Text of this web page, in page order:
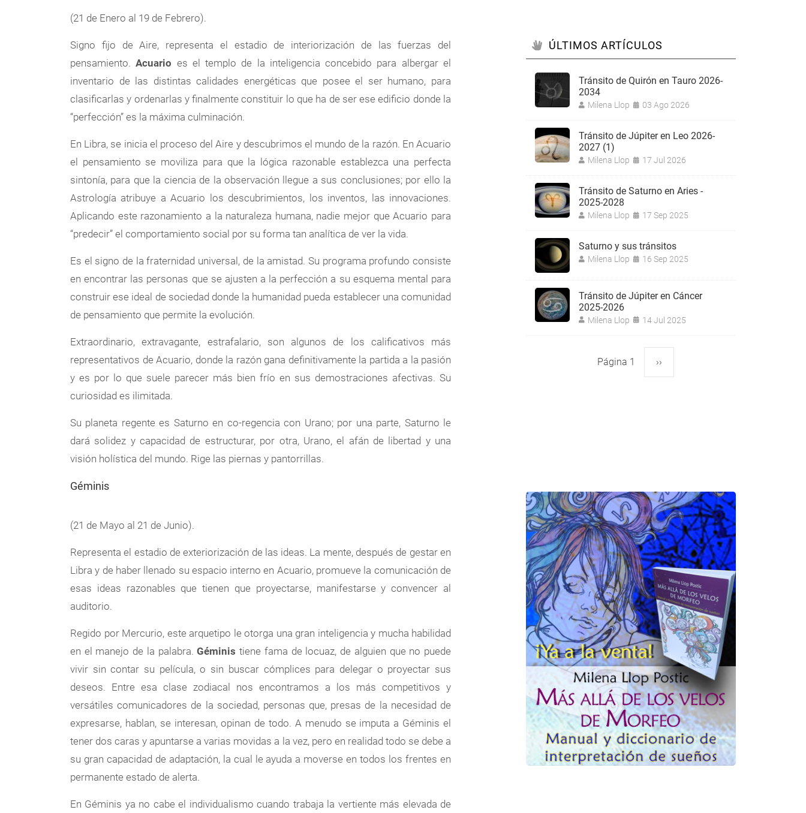
(21 de Enero al 19 de Febrero).
Signo fijo de Aire, representa el estadio de interiorización de las fuerzas del
pensamiento.Acuario es el templo de la inteligencia concebido para albergar el
inventario de las distintas calidades energéticas que posee el ser humano, para
clasificarlas y ordenarlas y finalmente constituir lo que ha de ser ese edificio donde la
“perfección” es la máxima culminación.
En Libra, se inicia el proceso del Aire y descubrimos el mundo de la razón. En Acuario
el pensamiento se moviliza para que la lógica razonable establezca una perfecta
sintonía, para que la ciencia de la observación llegue a sus conclusiones; por ello la
Astrología atribuye a Acuario los descubrimientos, los inventos, las innovaciones.
Aplicando este razonamiento a la naturaleza humana, nadie mejor que Acuario para
“predecir” el comportamiento social por su forma tan analítica de ver la vida.
Es el signo de la fraternidad universal, de la amistad. Su programa profundo consiste
en encontrar las personas que se ajusten a la perfección a su esquema mental para
construir ese ideal de sociedad donde la humanidad pueda establecer una comunidad
de pensamiento que permite la evolución.
Extraordinario, extravagante, estrafalario, son algunos de los calificativos más
representativos de Acuario, donde la razón gana definitivamente la partida a la pasión
y es por lo que suele parecer más bien frío en sus demostraciones afectivas. Su
curiosidad es ilimitada.
Su planeta regente es Saturno en co-regencia con Urano; por una parte, Saturno le
dará solidez y capacidad de estructurar, por otra, Urano, el afán de libertad y una
visión holística del mundo. Rige las piernas y pantorrillas.
Géminis
(21 de Mayo al 21 de Junio).
Representa el estadio de exteriorización de las ideas. La mente, después de gestar en
Libra y de haber llenado su espacio interno en Acuario, promueve la comunicación de
esas ideas razonables que tienen que proyectarse, manifestarse y convencer al
auditorio.
Regido por Mercurio, este arquetipo le otorga una gran inteligencia y mucha habilidad
en el manejo de la palabra.Géminis tiene fama de locuaz, de alguien que no puede
vivir sin contar su película, o sin buscar cómplices para delegar o proyectar sus
deseos. Entre esa clase zodiacal nos encontramos a los más competitivos y
versátiles comunicadores de la sociedad, personas que, presas de la necesidad de
expresarse, hablan, se interesan, opinan de todo. A menudo se imputa a Géminis el
tener dos caras y apuntarse a varias movidas a la vez, pero en realidad todo se debe a
su gran capacidad de adaptación, la cual le ayuda a moverse en todos los frentes en
permanente estado de alerta.
En Géminis ya no cabe el individualismo cuando trabaja la vertiente más elevada de
ÚLTIMOS ARTÍCULOS
Tránsito de Quirón en Tauro 2026-
2034
Milena Llop 03 Ago 2026
Tránsito de Júpiter en Leo 2026-
2027 (1)
Milena Llop 17 Jul 2026
Tránsito de Saturno en Aries -
2025-2028
Milena Llop 17 Sep 2025
Saturno y sus tránsitos
Milena Llop 16 Sep 2025
Tránsito de Júpiter en Cáncer
2025-2026
Milena Llop 14 Jul 2025
Página 1 Siguiente
››